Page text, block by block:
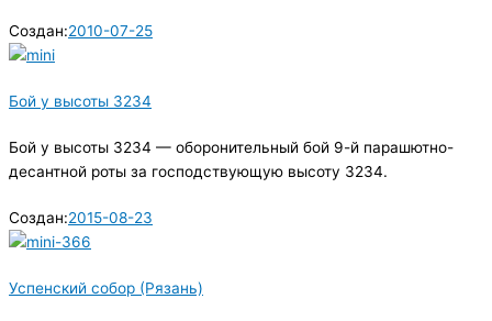
Создан:2010-07-25
Бой у высоты 3234
Бой у высоты 3234 — оборонительный бой 9-й парашютно-
десантной роты за господствующую высоту 3234.
Создан:2015-08-23
Успенский собор (Рязань)